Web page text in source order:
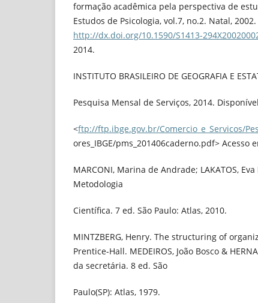
formação acadêmica pela perspectiva de
Estudos de Psicologia, vol.7, no.2. Natal,
http://dx.doi.org/10.1590/S1413-
2014.
INSTITUTO BRASILEIRO DE GEOGRAFIA E
Pesquisa Mensal de Serviços, 2014.
<ftp://ftp.ibge.gov.br/Comercio_e_Servicos/
ores_IBGE/pms_201406caderno.pdf> Acesso
MARCONI, Marina de Andrade; LAKATOS,
Metodologia
Científica. 7 ed. São Paulo: Atlas, 2010.
MINTZBERG, Henry. The structuring of
Prentice-Hall. MEDEIROS, João Bosco &
da secretária. 8 ed. São
Paulo(SP): Atlas, 1979.